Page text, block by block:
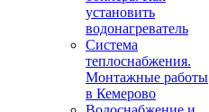
установить
водонагреватель
Система
теплоснабжения.
Монтажные работы
в Кемерово